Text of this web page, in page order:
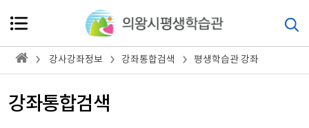
강사강좌정보 강좌통합검색 평생학습관 강좌
강좌통합검색